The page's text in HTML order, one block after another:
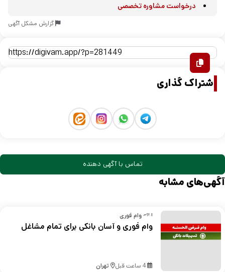
درخواست مشاوره تخصصی
گزارش مشکل آگهی
اشتراک گذاری
تماس با آگهی دهنده
آگهی‌های مشابه
ارائه وام فوری
وام فوری و آسان بانکی برای تمام مشاغل
4 ساعت قبل تهران